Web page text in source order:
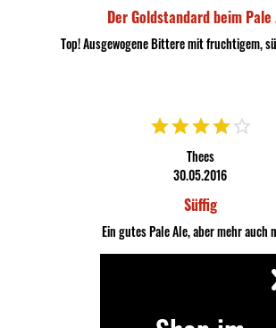
Der Goldstandard beim Pale
Top! Ausgewogene Bittere mit fruchtigem,
Thees
30.05.2016
Süffig
Ein gutes Pale Ale, aber mehr auch